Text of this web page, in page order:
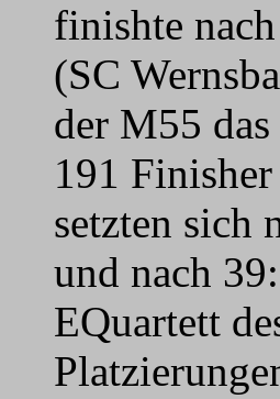
finishte
(SC
der M55
191
setzten sich
und nach
EQuartett